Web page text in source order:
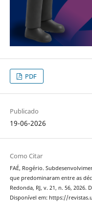
PDF
Publicado
19-06-2026
Como Citar
FAÉ, Rogério.
que predominaram entre as
Redonda, RJ, v. 21, n. 56, 2026.
Disponível em: https://